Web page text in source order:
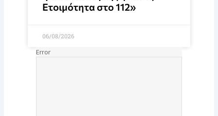
Ετοιμότητα στο 112»
06/08/2026